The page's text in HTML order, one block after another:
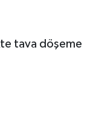
tava döşeme